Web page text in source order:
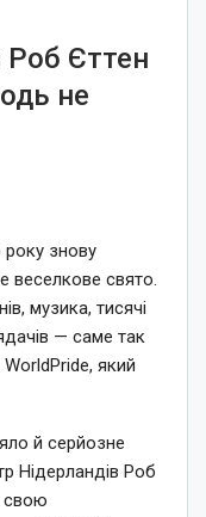
Роб Єттен
не
знову
веселкове свято.
музика, тисячі
— саме так
який
й серйозне
Нідерландів Роб
свою